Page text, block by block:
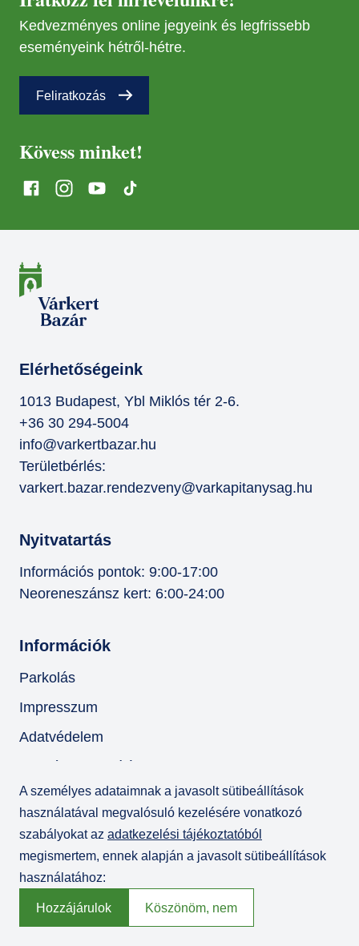
Kedvezményes online jegyeink és legfrissebb
eseményeink hétről-hétre.
Feliratkozás
Kövess minket!
Elérhetőségeink
1013 Budapest, Ybl Miklós tér 2-6.
+36 30 294-5004
info@varkertbazar.hu
Területbérlés:
varkert.bazar.rendezveny@varkapitanysag.hu
Nyitvatartás
Információs pontok: 9:00-17:00
Neoreneszánsz kert: 6:00-24:00
Információk
Parkolás
Impresszum
Adatvédelem
ÁSZF
A személyes adataimnak a javasolt sütibeállítások
használatával megvalósuló kezelésére vonatkozó
szabályokat az adatkezelési tájékoztatóból
megismertem, ennek alapján a javasolt sütibeállítások
használatához:
Hozzájárulok Köszönöm, nem